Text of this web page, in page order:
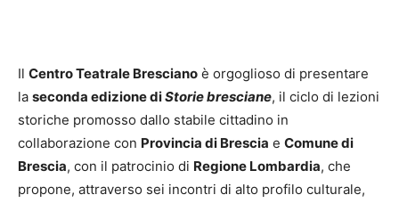
Il Centro Teatrale Bresciano è orgoglioso di presentare
la seconda edizione diStorie bresciane, il ciclo di lezioni
storiche promosso dallo stabile cittadino in
collaborazione con Provincia di Brescia e Comune di
Brescia, con il patrocinio di Regione Lombardia, che
propone, attraverso sei incontri di alto profilo culturale,